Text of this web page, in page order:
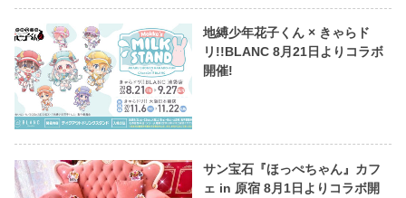
地縛少年花子くん × きゃらド
リ!!BLANC 8月21日よりコラボ
開催!
サン宝石『ほっぺちゃん』カフ
ェ in 原宿 8月1日よりコラボ開